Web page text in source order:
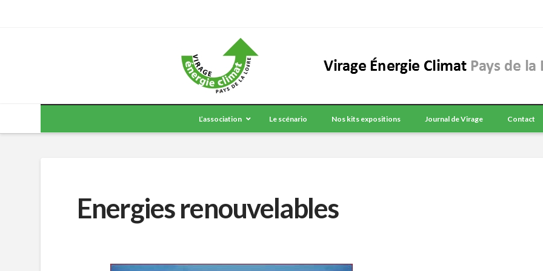
L’association Le scénario Nos kits expositions Journal de Virage Contact
Energies renouvelables